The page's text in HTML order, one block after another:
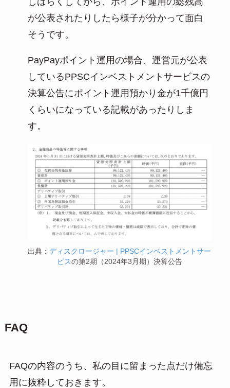
が公表されたりしたら様子が分かって面白
そうです。
PayPayポイント運用の場合、運営元が公表
しているPPSCインベストメントサービスの
決算公告にポイント運用預かり金が1千億円
くらいになっている記載があったりしま
す。
出典：ディスクロージャー | PPSCインベストメントサー
ビスの第2期（2024年3月期）決算公告
FAQ
FAQの内容のうち、私の目に留まった点だけ備忘
用に抜粋しておきます。